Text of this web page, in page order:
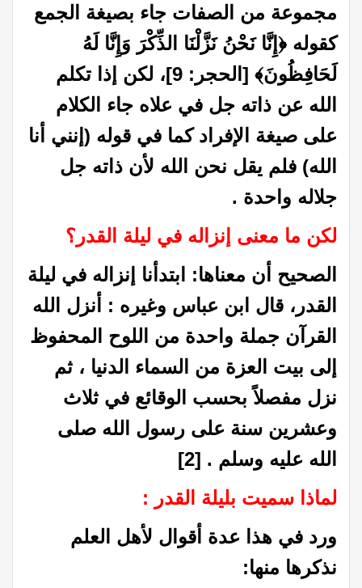
مجموعة من الصفات جاء بصيغة الجمع
كقوله ﴿إِنَّا نَحْنُ نَزَّلْنَا الذِّكْرَ وَإِنَّا لَهُ
لَحَافِظُونَ﴾ [الحجر: 9]، لكن إذا تكلم
الله عن ذاته جل في علاه جاء الكلام
على صيغة الإفراد كما في قوله (إنني أنا
الله) فلم يقل نحن الله لأن ذاته جل
جلاله واحدة .
لكن ما معنى إنزاله في ليلة القدر‏؟‏
الصحيح أن معناها‏:‏ ابتدأنا إنزاله في ليلة
القدر، قال ابن عباس وغيره : أنزل الله
القرآن جملة واحدة من اللوح المحفوظ
إلى بيت العزة من السماء الدنيا ، ثم
نزل مفصلاً بحسب الوقائع في ثلاث
وعشرين سنة على رسول الله صلى
الله عليه وسلم . [2]
لماذا سميت بليلة القدر ‏:‏
ورد في هذا عدة أقوال لأهل العلم
نذكرها منها: